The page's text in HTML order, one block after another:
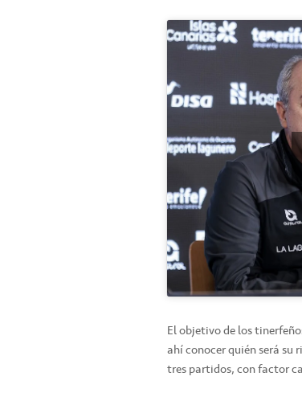
El objetivo de los
ahí conocer quién será
tres partidos, con factor